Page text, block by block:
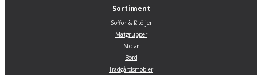
Sortiment
Soffor & fåtöljer
Matgrupper
Stolar
Bord
Trädgårdsmöbler